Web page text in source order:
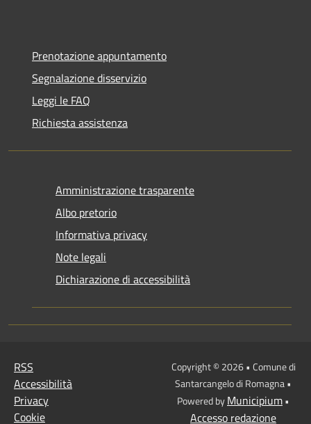
Prenotazione appuntamento
Segnalazione disservizio
Leggi le FAQ
Richiesta assistenza
Amministrazione trasparente
Albo pretorio
Informativa privacy
Note legali
Dichiarazione di accessibilità
RSS
Accessibilità
Privacy
Cookie
Copyright © 2026 • Comune di
Santarcangelo di Romagna •
Powered byMunicipium•
Accesso redazione